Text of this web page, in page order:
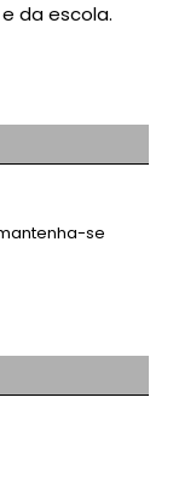
da escola.
se